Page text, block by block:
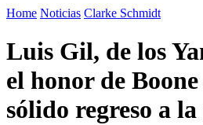
Home Noticias Clarke Schmidt
Luis Gil, de los
el honor de
sólido regreso a